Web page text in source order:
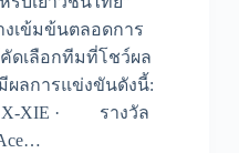
เข้มข้นตลอดการ
ดเลือกทีมที่โชว์ผล
ผลการแข่งขันดังนี้:
XIE · รางวัล